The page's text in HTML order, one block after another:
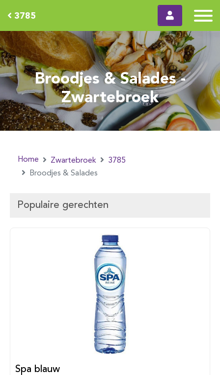
3785
Broodjes & Salades -
Zwartebroek
Home Zwartebroek
3785
Broodjes & Salades
Populaire gerechten
Spa blauw